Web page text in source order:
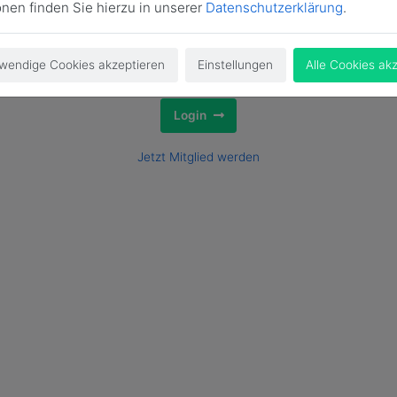
Login
Jetzt Mitglied werden
finden Sie hierzu in unserer Datenschutzerklärung.
Cookies akzeptieren Einstellungen Alle Cookies